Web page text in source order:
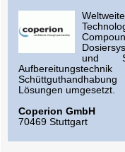
und
Lösungen umgesetzt.
Coperion GmbH
70469 Stuttgart